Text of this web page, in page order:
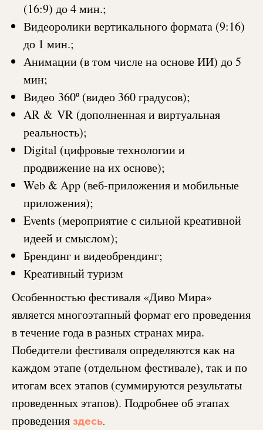
(16:9) до 4 мин.;
Видеоролики вертикального формата (9:16)
до 1 мин.;
Анимации (в том числе на основе ИИ) до 5
мин;
Видео 360º (видео 360 градусов);
AR & VR (дополненная и виртуальная
реальность);
Digital (цифровые технологии и
продвижение на их основе);
Web & App (веб-приложения и мобильные
приложения);
Events (мероприятие с сильной креативной
идеей и смыслом);
Брендинг и видеобрендинг;
Креативный туризм
Особенностью фестиваля «Диво Мира»
является многоэтапный формат его проведения
в течение года в разных странах мира.
Победители фестиваля определяются как на
каждом этапе (отдельном фестивале), так и по
итогам всех этапов (суммируются результаты
проведенных этапов). Подробнее об этапах
проведения здесь.